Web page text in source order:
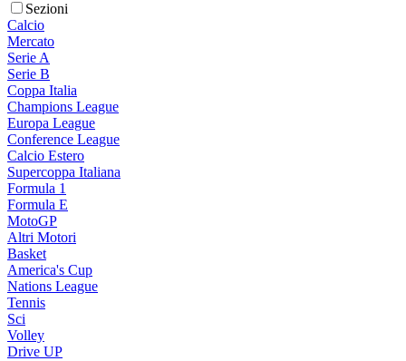
Sezioni
Calcio
Mercato
Serie A
Serie B
Coppa Italia
Champions League
Europa League
Conference League
Calcio Estero
Supercoppa Italiana
Formula 1
Formula E
MotoGP
Altri Motori
Basket
America's Cup
Nations League
Tennis
Sci
Volley
Drive UP